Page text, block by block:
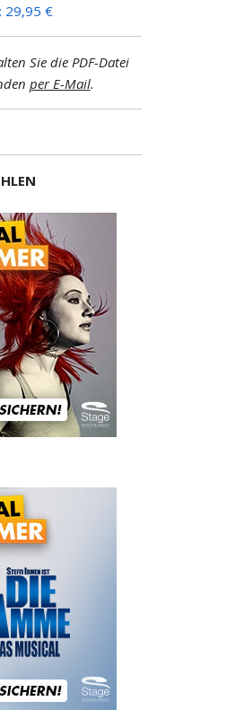
29,95 €
Sie die PDF-Datei
per E-Mail.